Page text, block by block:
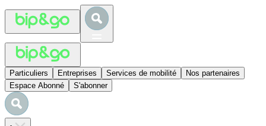
Particuliers Entreprises Services de mobilité
Nos partenaires
Espace Abonné
S'abonner